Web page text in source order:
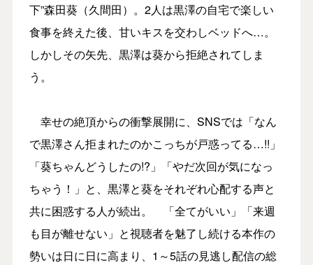
下”森田葵（久間田）。2人は黒澤の自宅で楽しい
食事を終えた後、甘いキスを交わしベッドへ…。
しかしその矢先、黒澤は葵から拒絶されてしま
う。
幸せの絶頂からの衝撃展開に、SNSでは「なん
で黒澤さん拒まれたのかこっちが戸惑ってる…!!」
「葵ちゃんどうしたの!?」「やだ次回が気になっ
ちゃう！」と、黒澤と葵をそれぞれ心配する声と
共に困惑する人が続出。 「全てがいい」「来週
も目が離せない」と視聴者を魅了し続ける本作の
勢いは日に日に高まり、1～5話の見逃し配信の総